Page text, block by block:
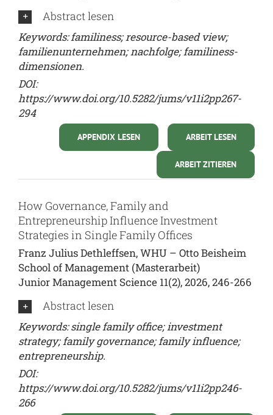
Abstract lesen
Keywords: familiness; resource-based view;
familienunternehmen; nachfolge; familiness-
dimensionen.
DOI:
https://www.doi.org/10.5282/jums/v11i2pp267-
294
ARBEIT LESEN
APPENDIX LESEN
ARBEIT ZITIEREN
How Governance, Family and
Entrepreneurship Influence Investment
Strategies in Single Family Offices
Franz Julius Dethleffsen, WHU – Otto Beisheim
School of Management (Masterarbeit)
Junior Management Science 11(2), 2026, 246-266
Abstract lesen
Keywords: single family office; investment
strategy; family governance; family influence;
entrepreneurship.
DOI:
https://www.doi.org/10.5282/jums/v11i2pp246-
266